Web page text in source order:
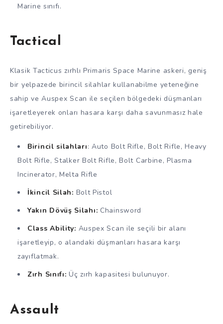
Marine sınıfı.
Tactical
Klasik Tacticus zırhlı Primaris Space Marine askeri, geniş
bir yelpazede birincil silahlar kullanabilme yeteneğine
sahip ve Auspex Scan ile seçilen bölgedeki düşmanları
işaretleyerek onları hasara karşı daha savunmasız hale
getirebiliyor.
Birincil silahları: Auto Bolt Rifle, Bolt Rifle, Heavy
Bolt Rifle, Stalker Bolt Rifle, Bolt Carbine, Plasma
Incinerator, Melta Rifle
İkincil Silah: Bolt Pistol
Yakın Dövüş Silahı: Chainsword
Class Ability: Auspex Scan ile seçili bir alanı
işaretleyip, o alandaki düşmanları hasara karşı
zayıflatmak.
Zırh Sınıfı: Üç zırh kapasitesi bulunuyor.
Assault